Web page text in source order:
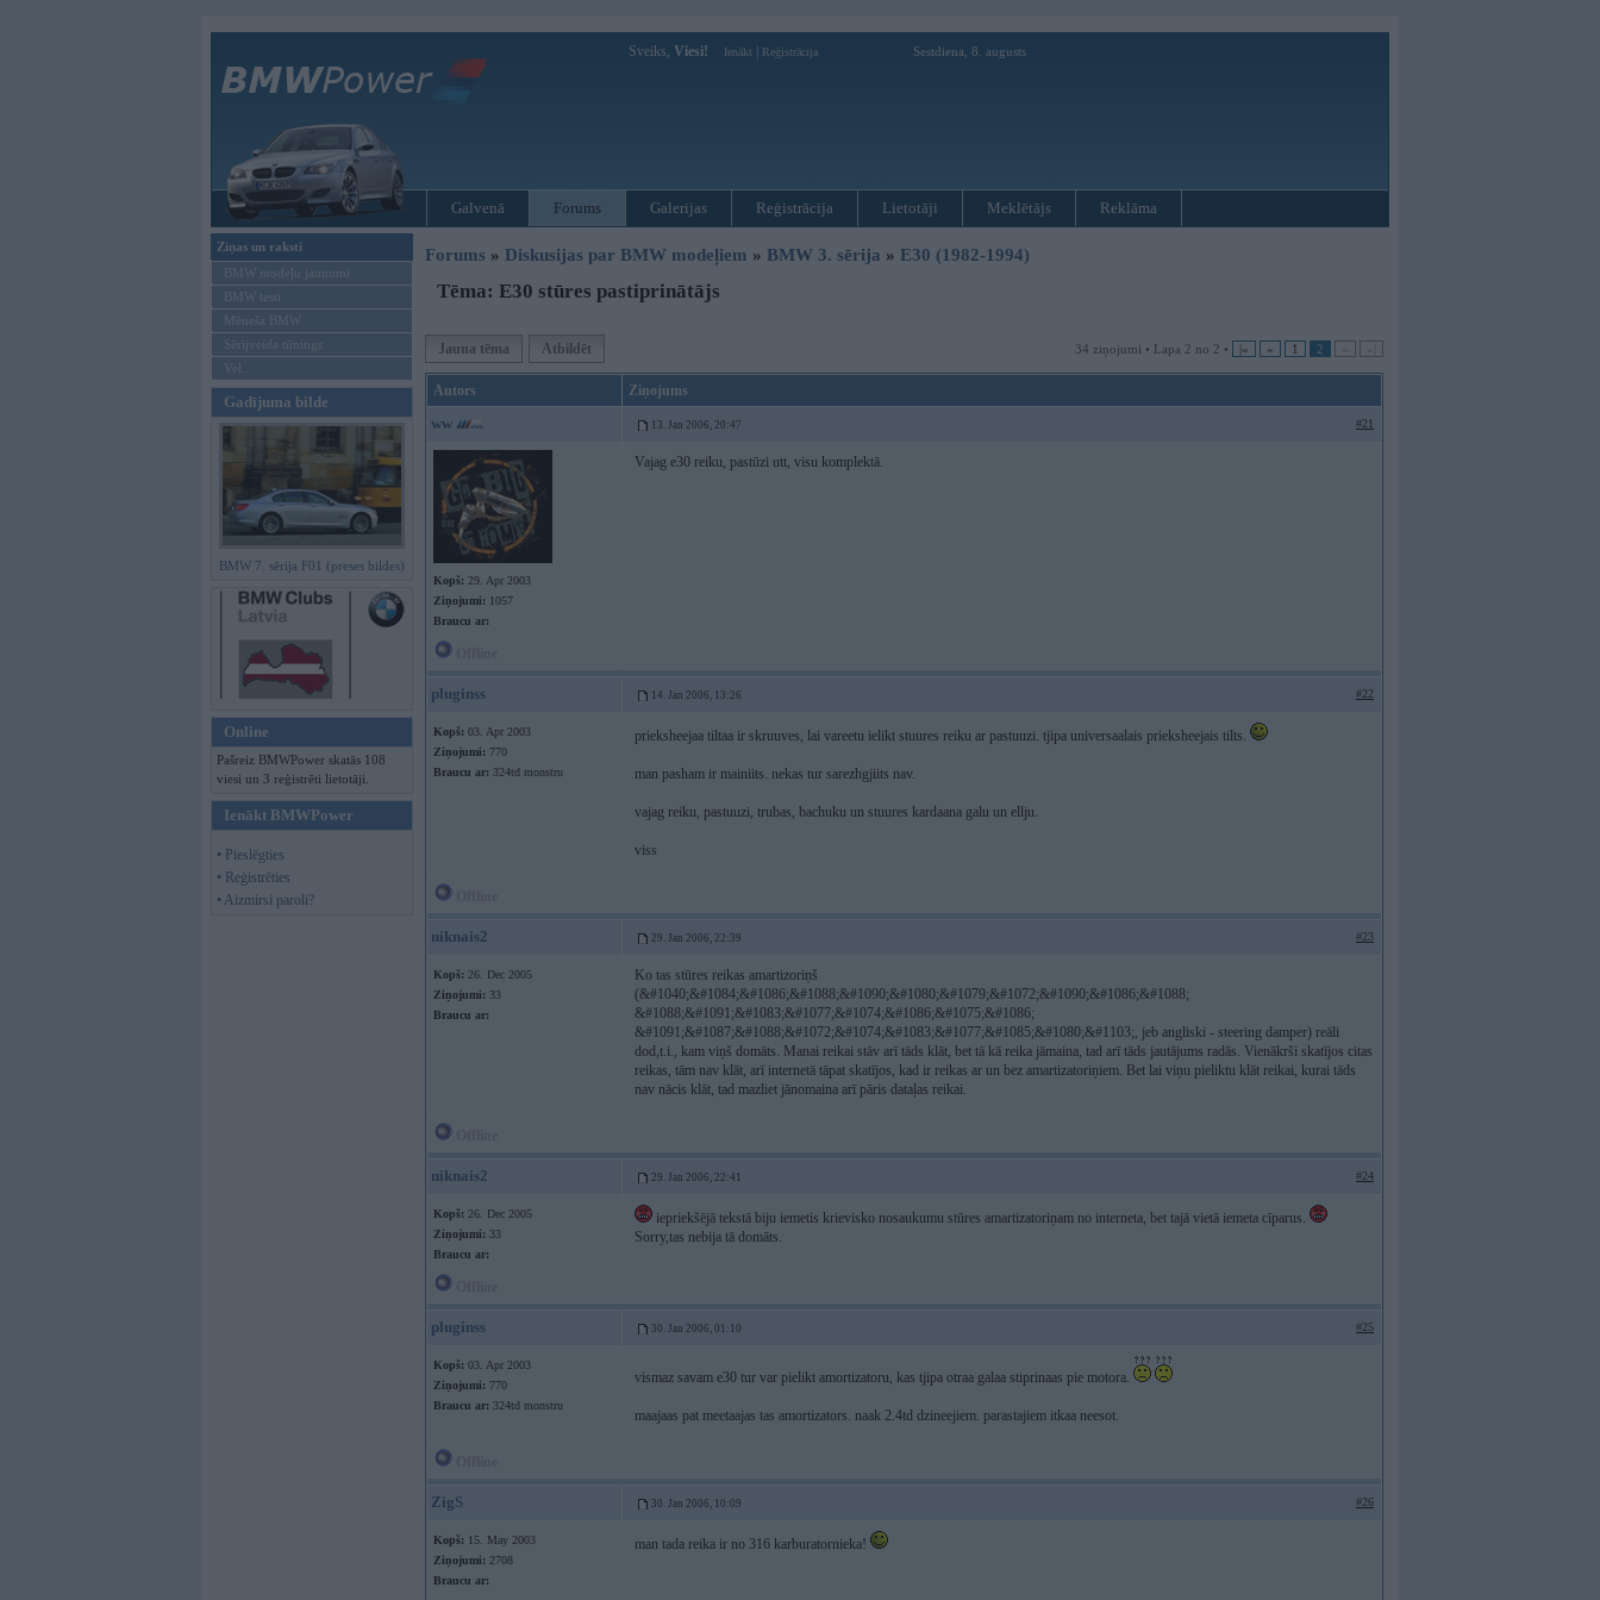
Sveiks, Viesi! Ienākt Reģistrācija Sestdiena, 8. augusts
Galvenā Forums Galerijas Reģistrācija Lietotāji Meklētājs Reklāma
Ziņas un raksti
BMW modeļu jaunumi
BMW testi
Mēneša BMW
Sērijveida tūnings
Vel...
Gadījuma bilde
BMW 7. sērija F01 (preses bildes)
Online
Pašreiz BMWPower skatās 108
viesi un 3 reģistrēti lietotāji.
Ienākt BMWPower
• Pieslēgties
• Reģistrēties
• Aizmirsi paroli?
Forums » Diskusijas par BMW modeļiem » BMW 3. sērija » E30 (1982-1994)
Tēma: E30 stūres pastiprinātājs
Jauna tēma Atbildēt 34 ziņojumi • Lapa 2 no 2 • |« « 1 2
Autors Ziņojums
ww 13. Jan 2006, 20:47 #21
Kopš: 29. Apr 2003
Ziņojumi: 1057
Braucu ar:
Vajag e30 reiku, pastūzi utt, visu komplektā.
pluginss 14. Jan 2006, 13:26 #22
Kopš: 03. Apr 2003
Ziņojumi: 770
Braucu ar: 324td monstru
prieksheejaa tiltaa ir skruuves, lai vareetu ielikt stuures reiku ar pastuuzi. tjipa universaalais prieksheejais tilts.
man pasham ir mainiits. nekas tur sarezhgjiits nav.
vajag reiku, pastuuzi, trubas, bachuku un stuures kardaana galu un ellju.
viss
niknais2 29. Jan 2006, 22:39 #23
Kopš: 26. Dec 2005
Ziņojumi: 33
Braucu ar:
Ko tas stūres reikas amartizoriņš
(&#1040;&#1084;&#1086;&#1088;&#1090;&#1080;&#1079;&#1072;&#1090;&#1086;&#1088;
&#1088;&#1091;&#1083;&#1077;&#1074;&#1086;&#1075;&#1086;
&#1091;&#1087;&#1088;&#1072;&#1074;&#1083;&#1077;&#1085;&#1080;&#1103;, jeb angliski - steering damper) reāli
dod,t.i., kam viņš domāts. Manai reikai stāv arī tāds klāt, bet tā kā reika jāmaina, tad arī tāds jautājums radās. Vienākrši skatījos citas
reikas, tām nav klāt, arī internetā tāpat skatījos, kad ir reikas ar un bez amartizatoriņiem. Bet lai viņu pieliktu klāt reikai, kurai tāds
nav nācis klāt, tad mazliet jānomaina arī pāris dataļas reikai.
niknais2 29. Jan 2006, 22:41 #24
Kopš: 26. Dec 2005
Ziņojumi: 33
Braucu ar:
iepriekšējā tekstā biju iemetis krievisko nosaukumu stūres amartizatoriņam no interneta, bet tajā vietā iemeta cīparus.
Sorry,tas nebija tā domāts.
pluginss 30. Jan 2006, 01:10 #25
Kopš: 03. Apr 2003
Ziņojumi: 770
Braucu ar: 324td monstru
vismaz savam e30 tur var pielikt amortizatoru, kas tjipa otraa galaa stiprinaas pie motora.
maajaas pat meetaajas tas amortizators. naak 2.4td dzineejiem. parastajiem itkaa neesot.
ZigS 30. Jan 2006, 10:09 #26
Kopš: 15. May 2003
Ziņojumi: 2708
Braucu ar:
man tada reika ir no 316 karburatornieka!